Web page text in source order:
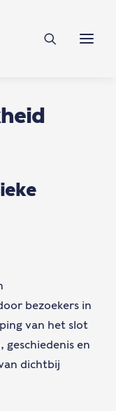
bezoekers in
van het slot
geschiedenis en
dichtbij